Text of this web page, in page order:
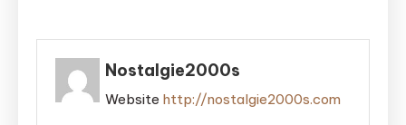
Nostalgie2000s
Website http://nostalgie2000s.com